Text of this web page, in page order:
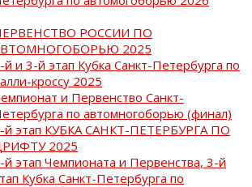
РОССИИ ПО
2025
й и 3-й этап Кубка Санкт-Петербурга по
кроссу 2025
и Первенство Санкт-
по автомногоборью (финал)
й этап КУБКА САНКТ-ПЕТЕРБУРГА ПО
2025
й этап Чемпионата и Первенства, 3-й
Кубка Санкт-Петербурга по